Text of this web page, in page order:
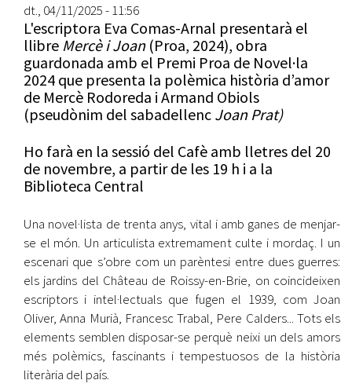
dt., 04/11/2025 - 11:56
L'escriptora Eva Comas-Arnal presentarà el
llibre Mercè i Joan(Proa, 2024), obra
guardonada amb el Premi Proa de Novel·la
2024 que presenta la polèmica història d’amor
de Mercè Rodoreda i Armand Obiols
(pseudònim del sabadellenc Joan Prat)
Ho farà en la sessió del Cafè amb lletres del 20
de novembre, a partir de les 19 h i a la
Biblioteca Central
Una novel·lista de trenta anys, vital i amb ganes de menjar-
se el món. Un articulista extremament culte i mordaç. I un
escenari que s’obre com un parèntesi entre dues guerres:
els jardins del Château de Roissy-en-Brie, on coincideixen
escriptors i intel·lectuals que fugen el 1939, com Joan
Oliver, Anna Murià, Francesc Trabal, Pere Calders... Tots els
elements semblen disposar-se perquè neixi un dels amors
més polèmics, fascinants i tempestuosos de la història
literària del país.